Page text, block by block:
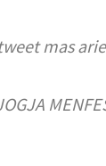
mas